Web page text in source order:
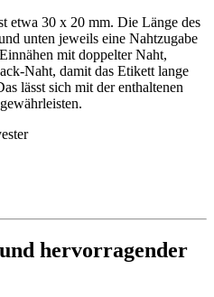
etwa 30 x 20 mm. Die Länge des
unten jeweils eine Nahtzugabe
mit doppelter Naht,
Naht, damit das Etikett lange
lässt sich mit der enthaltenen
hervorragender